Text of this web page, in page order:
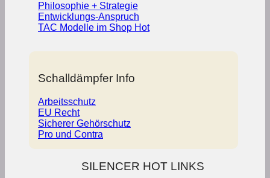
Philosophie + Strategie
Entwicklungs-Anspruch
TAC Modelle im Shop
Schalldämpfer Info
Arbeitsschutz
EU Recht
Sicherer Gehörschutz
Pro und Contra
SILENCER HOT LINKS